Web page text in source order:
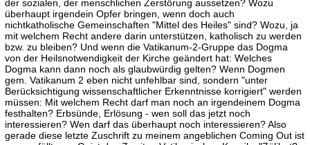
der sozialen, der menschlichen Zerstörung aussetzen? Wozu
überhaupt irgendein Opfer bringen, wenn doch auch
nichtkatholische Gemeinschaften "Mittel des Heiles" sind? Wozu, ja
mit welchem Recht andere darin unterstützen, katholisch zu werden
bzw. zu bleiben? Und wenn die Vatikanum-2-Gruppe das Dogma
von der Heilsnotwendigkeit der Kirche geändert hat: Welches
Dogma kann dann noch als glaubwürdig gelten? Wenn Dogmen
gem. Vatikanum 2 eben nicht unfehlbar sind, sondern "unter
Berücksichtigung wissenschaftlicher Erkenntnisse korrigiert" werden
müssen: Mit welchem Recht darf man noch an irgendeinem Dogma
festhalten? Erbsünde, Erlösung - wen soll das jetzt noch
interessieren? Wen darf das überhaupt noch interessieren? Also
gerade diese letzte Zuschrift zu meinem angeblichen Coming Out ist